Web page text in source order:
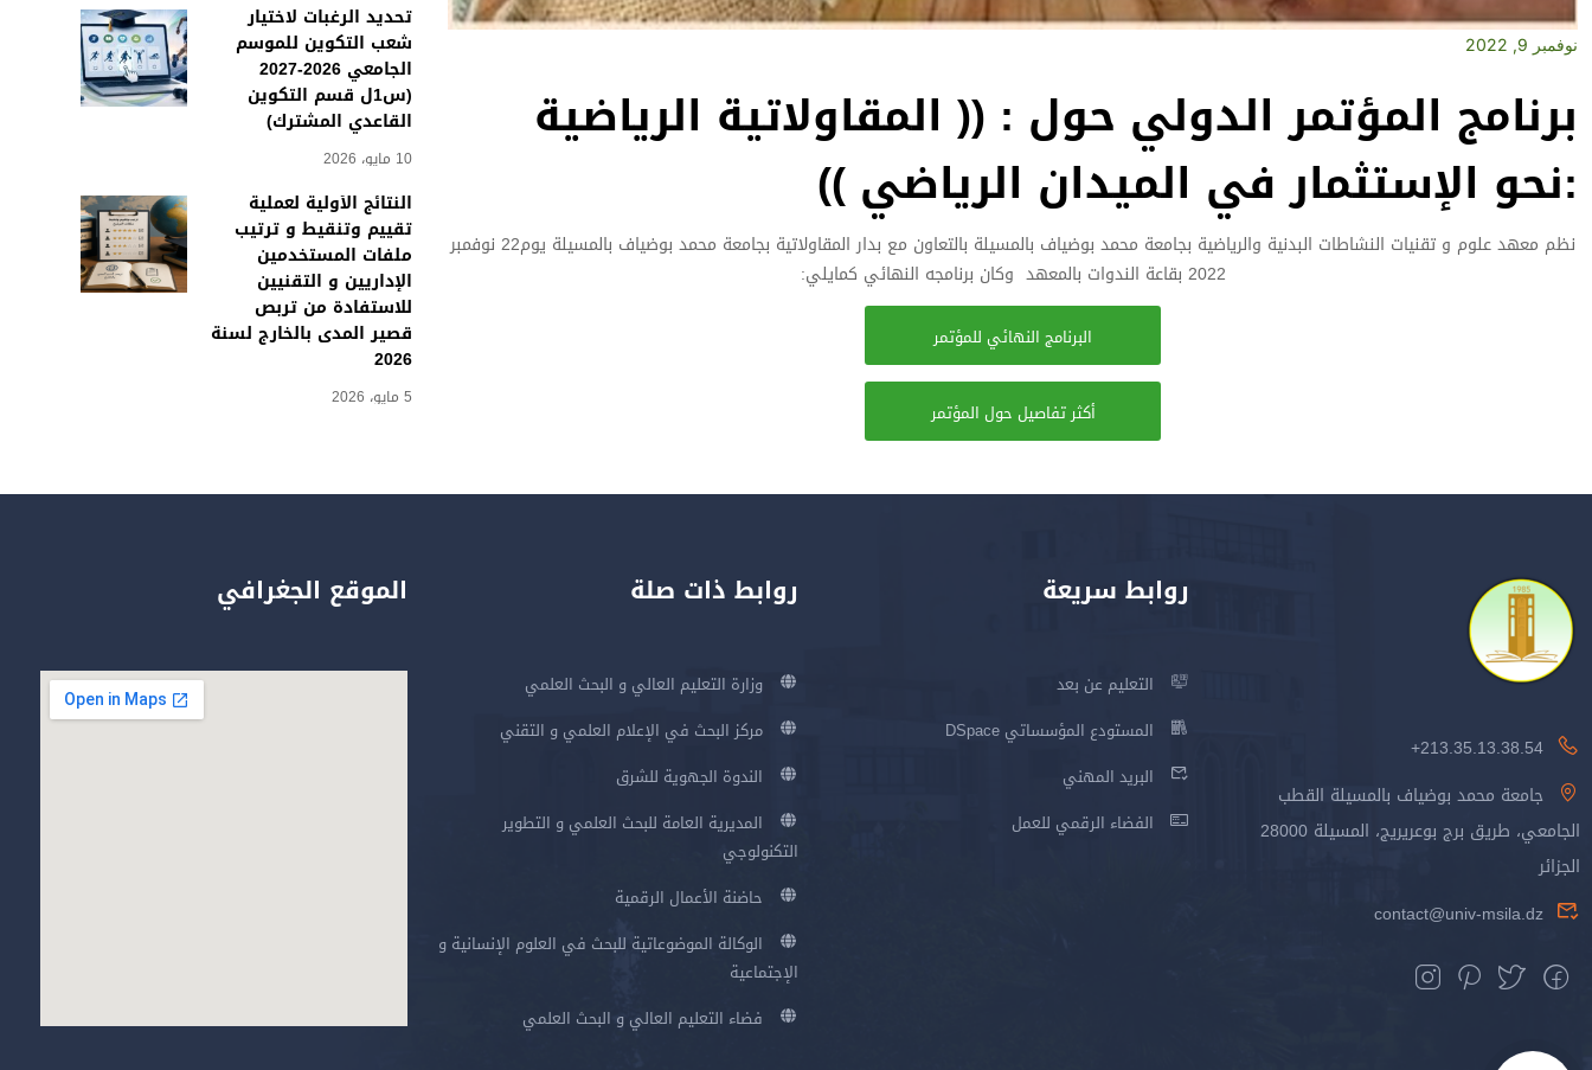
تحديد الرغبات لاختيار
شعب التكوين للموسم
الجامعي 2026-2027
(س1ل قسم التكوين
القاعدي المشترك)
10 مايو، 2026
النتائج الأولية لعملية
تقييم وتنقيط و ترتيب
ملفات المستخدمين
الإداريين و التقنيين
للاستفادة من تربص
قصير المدى بالخارج لسنة
2026
5 مايو، 2026
نوفمبر 9, 2022
برنامج المؤتمر الدولي حول : (( المقاولاتية الرياضية
:نحو الإستثمار في الميدان الرياضي ))
نظم معهد علوم و تقنيات النشاطات البدنية والرياضية بجامعة محمد بوضياف بالمسيلة بالتعاون مع بدار المقاولاتية بجامعة محمد بوضياف بالمسيلة يوم22 نوفمبر
2022 بقاعة الندوات بالمعهد وكان برنامجه النهائي كمايلي:
البرنامج النهائي للمؤتمر
أكثر تفاصيل حول المؤتمر
213.35.13.38.54+
جامعة محمد بوضياف بالمسيلة القطب
الجامعي، طريق برج بوعريريج، المسيلة 28000
الجزائر
contact@univ-msila.dz
روابط سريعة
التعليم عن بعد
المستودع المؤسساتي DSpace
البريد المهني
الفضاء الرقمي للعمل
روابط ذات صلة
وزارة التعليم العالي و البحث العلمي
مركز البحث في الإعلام العلمي و التقني
الندوة الجهوية للشرق
المديرية العامة للبحث العلمي و التطوير
التكنولوجي
حاضنة الأعمال الرقمية
الوكالة الموضوعاتية للبحث في العلوم الإنسانية و
الإجتماعية
فضاء التعليم العالي و البحث العلمي
الموقع الجغرافي